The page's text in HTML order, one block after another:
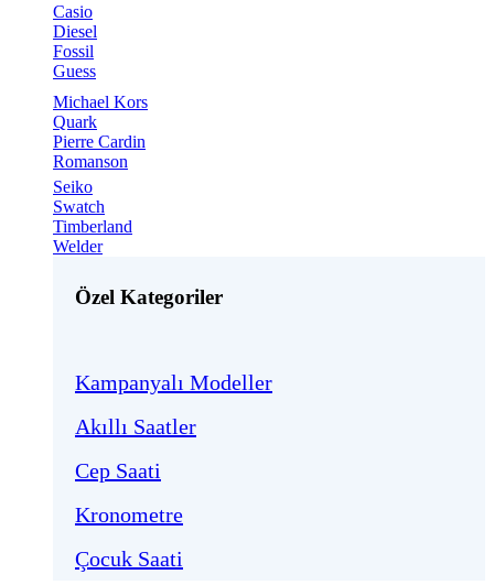
Casio
Diesel
Fossil
Guess
Michael Kors
Quark
Pierre Cardin
Romanson
Seiko
Swatch
Timberland
Welder
Özel Kategoriler
Kampanyalı Modeller
Akıllı Saatler
Cep Saati
Kronometre
Çocuk Saati